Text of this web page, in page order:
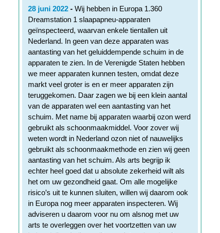
28 juni 2022 -Wij hebben in Europa 1.360
Dreamstation 1 slaapapneu-apparaten
geïnspecteerd, waarvan enkele tientallen uit
Nederland. In geen van deze apparaten was
aantasting van het geluiddempende schuim in de
apparaten te zien. In de Verenigde Staten hebben
we meer apparaten kunnen testen, omdat deze
markt veel groter is en er meer apparaten zijn
teruggekomen. Daar zagen we bij een klein aantal
van de apparaten wel een aantasting van het
schuim. Met name bij apparaten waarbij ozon werd
gebruikt als schoonmaakmiddel. Voor zover wij
weten wordt in Nederland ozon niet of nauwelijks
gebruikt als schoonmaakmethode en zien wij geen
aantasting van het schuim. Als arts begrijp ik
echter heel goed dat u absolute zekerheid wilt als
het om uw gezondheid gaat. Om alle mogelijke
risico’s uit te kunnen sluiten, willen wij daarom ook
in Europa nog meer apparaten inspecteren. Wij
adviseren u daarom voor nu om alsnog met uw
arts te overleggen over het voortzetten van uw